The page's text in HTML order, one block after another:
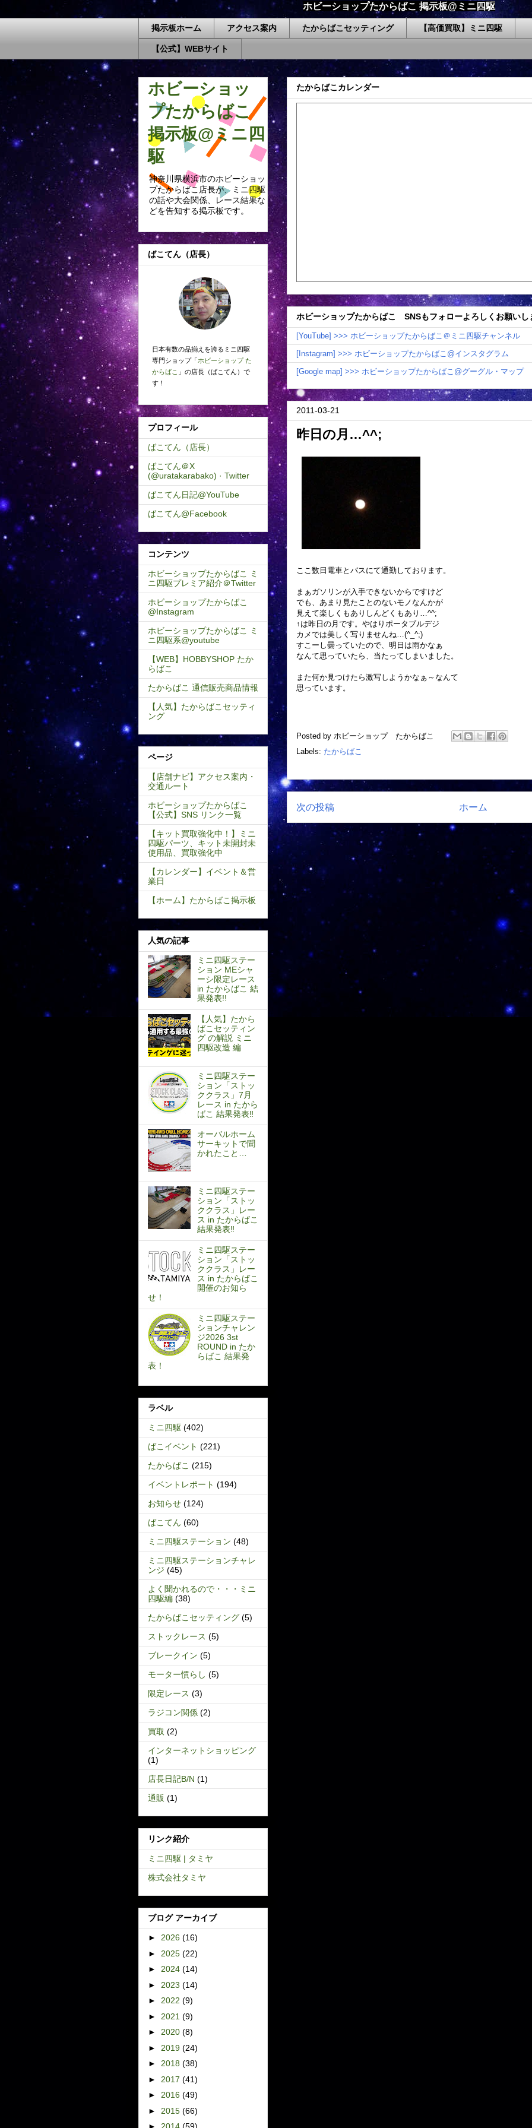
ホビーショップたからばこ 掲示板@ミニ四駆
掲示板ホーム アクセス案内 たからばこセッティング 【高価買取】ミニ四駆
【公式】WEBサイト
たからばこカレンダー
ホビーショップたからばこ SNSもフォローよろしくお願いし
[YouTube] >>> ホビーショップたからばこ＠ミニ四駆チャンネル
[Instagram] >>> ホビーショップたからばこ@インスタグラム
[Google map] >>> ホビーショップたからばこ@グーグル・マップ
2011-03-21
昨日の月…^^;
ここ数日電車とバスにて通勤しております。
まぁガソリンが入手できないからですけど
でも、あまり見たことのないモノなんかが
見えて楽しくもありしんどくもあり…^^;
↑は昨日の月です。やはりポータブルデジ
カメでは美しく写りませんね…(^_^;)
すこーし曇っていたので、明日は雨かなぁ
なんて思っていたら、当たってしまいました。
また何か見つけたら激写しようかなぁ～なんて
思っています。
Posted by ホビーショップ たからばこ
Labels: たからばこ
次の投稿 ホーム
ホビーショッ
プたからばこ
掲示板@ミニ四
駆
神奈川県横浜市のホビーショッ
プたからばこ店長が、ミニ四駆
の話や大会関係、レース結果な
どを告知する掲示板です。
ばこてん（店長）
日本有数の品揃えを誇るミニ四駆
専門ショップ「ホビーショップ た
からばこ 」の店長（ばこてん）で
す！
プロフィール
ばこてん（店長）
ばこてん＠X
(@uratakarabako) · Twitter
ばこてん日記@YouTube
ばこてん@Facebook
コンテンツ
ホビーショップたからばこ ミ
ニ四駆プレミア紹介＠Twitter
ホビーショップたからばこ
@Instagram
ホビーショップたからばこ ミ
ニ四駆系@youtube
【WEB】HOBBYSHOP たか
らばこ
たからばこ 通信販売商品情報
【人気】たからばこセッティ
ング
ページ
【店舗ナビ】アクセス案内・
交通ルート
ホビーショップたからばこ
【公式】SNS リンク一覧
【キット買取強化中！】ミニ
四駆パーツ、キット未開封未
使用品、買取強化中
【カレンダー】イベント＆営
業日
【ホーム】たからばこ掲示板
人気の記事
ミニ四駆ステー
ション MEシャ
ーシ限定レース
in たからばこ 結
果発表!!
【人気】たから
ばこセッティン
グ の解説 ミニ
四駆改造 編
ミニ四駆ステー
ション「ストッ
ククラス」7月
レース in たから
ばこ 結果発表‼
オーバルホーム
サーキットで聞
かれたこと…
ミニ四駆ステー
ション「ストッ
ククラス」レー
ス in たからばこ
結果発表‼
ミニ四駆ステー
ション「ストッ
ククラス」レー
ス in たからばこ
開催のお知ら
せ！
ミニ四駆ステー
ションチャレン
ジ2026 3st
ROUND in たか
らばこ 結果発
表！
ラベル
ミニ四駆 (402)
ばこイベント (221)
たからばこ (215)
イベントレポート (194)
お知らせ (124)
ばこてん (60)
ミニ四駆ステーション (48)
ミニ四駆ステーションチャレ
ンジ (45)
よく聞かれるので・・・ミニ
四駆編 (38)
たからばこセッティング (5)
ストックレース (5)
ブレークイン (5)
モーター慣らし (5)
限定レース (3)
ラジコン関係 (2)
買取 (2)
インターネットショッピング
(1)
店長日記B/N (1)
通販 (1)
リンク紹介
ミニ四駆 | タミヤ
株式会社タミヤ
ブログ アーカイブ
► 2026 (16)
► 2025 (22)
► 2024 (14)
► 2023 (14)
► 2022 (9)
► 2021 (9)
► 2020 (8)
► 2019 (24)
► 2018 (38)
► 2017 (41)
► 2016 (49)
► 2015 (66)